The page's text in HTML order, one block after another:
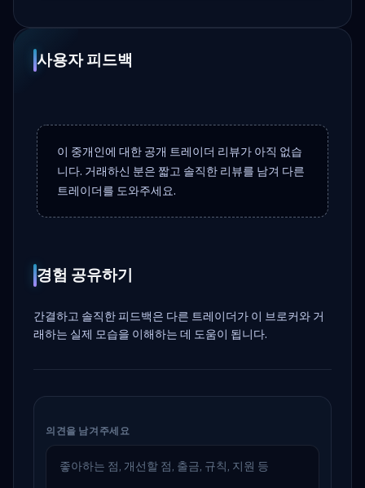
사용자 피드백
이 중개인에 대한 공개 트레이더 리뷰가 아직 없습
니다. 거래하신 분은 짧고 솔직한 리뷰를 남겨 다른
트레이더를 도와주세요.
경험 공유하기
간결하고 솔직한 피드백은 다른 트레이더가 이 브로커와 거
래하는 실제 모습을 이해하는 데 도움이 됩니다.
의견을 남겨주세요